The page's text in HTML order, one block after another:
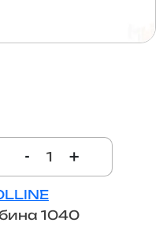
- +
1040